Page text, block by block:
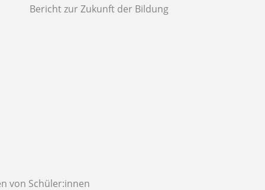
Bericht zur Zukunft der Bildung
von Schüler:innen